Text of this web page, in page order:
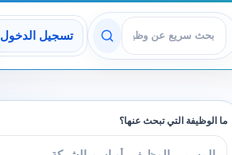
عرض الوظائف
تسجيل الدخول
ما الوظيفة التي تبحث عنها؟